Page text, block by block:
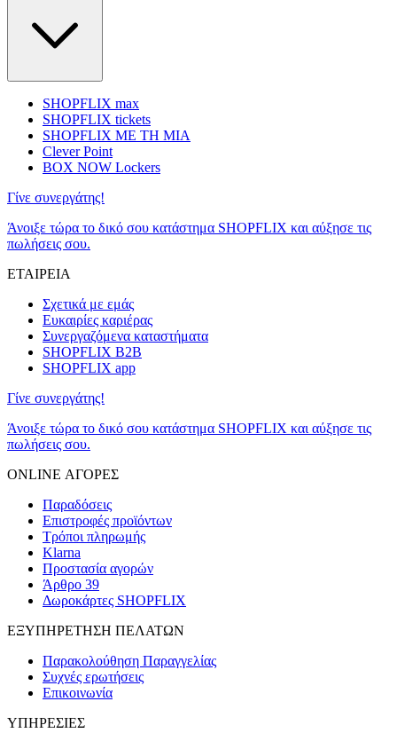
SHOPFLIX max
SHOPFLIX tickets
SHOPFLIX ΜΕ ΤΗ ΜΙΑ
Clever Point
BOX NOW Lockers
Γίνε συνεργάτης!
Άνοιξε τώρα το δικό σου κατάστημα SHOPFLIX και αύξησε τις
πωλήσεις σου.
ΕΤΑΙΡΕΙΑ
Σχετικά με εμάς
Ευκαιρίες καριέρας
Συνεργαζόμενα καταστήματα
SHOPFLIX B2B
SHOPFLIX app
Γίνε συνεργάτης!
Άνοιξε τώρα το δικό σου κατάστημα SHOPFLIX και αύξησε τις
πωλήσεις σου.
ONLINE ΑΓΟΡΕΣ
Παραδόσεις
Επιστροφές προϊόντων
Τρόποι πληρωμής
Klarna
Προστασία αγορών
Άρθρο 39
Δωροκάρτες SHOPFLIX
ΕΞΥΠΗΡΕΤΗΣΗ ΠΕΛΑΤΩΝ
Παρακολούθηση Παραγγελίας
Συχνές ερωτήσεις
Επικοινωνία
ΥΠΗΡΕΣΙΕΣ